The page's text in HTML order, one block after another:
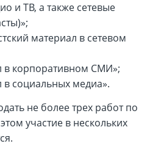
и ТВ, а также сетевые
материал в сетевом
в корпоративном СМИ»;
социальных медиа».
не более трех работ по
участие в нескольких